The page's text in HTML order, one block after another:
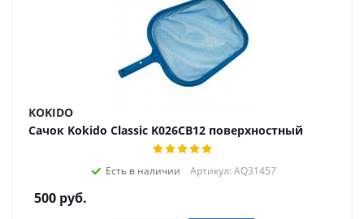
KOKIDO
Сачок Kokido Classic K026CB12 поверхностный
Есть в наличии Артикул: AQ31457
500 руб.